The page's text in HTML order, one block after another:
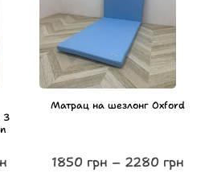
3
Матрац на шезлонг Oxford
1850 грн – 2280 грн